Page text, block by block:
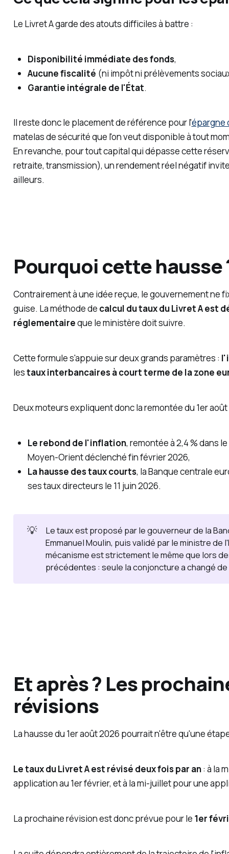
Le Livret A garde des atouts difficiles à battre :
Disponibilité immédiate des fonds,
Aucune fiscalité (ni impôt ni prélèvements
Garantie intégrale de l'État.
Il reste donc le placement de référence pour l'épargne
matelas de sécurité que l'on veut disponible à tout
En revanche, pour tout capital qui dépasse cette
retraite, transmission), un rendement réel négatif
ailleurs.
Pourquoi cette hausse
Contrairement à une idée reçue, le gouvernement ne
guise. La méthode de calcul du taux du Livret A est
réglementaireque le ministère doit suivre.
Cette formule s'appuie sur deux grands paramètres :
lestaux interbancaires à court terme de la zone
Deux moteurs expliquent donc la remontée du 1er
Le rebond de l'inflation, remontée à 2,4 % dans
Moyen-Orient déclenché fin février 2026,
La hausse des taux courts, la Banque centrale
ses taux directeurs le 11 juin 2026.
💡
Le taux est proposé par le gouverneur de la
Emmanuel Moulin, puis validé par le ministre de
mécanisme est strictement le même que lors
précédentes : seule la conjoncture a changé
Et après ? Les
révisions
La hausse du 1er août 2026 pourrait n'être qu'une
Le taux du Livret A est révisé deux fois par an: à la
application au 1er février, et à la mi-juillet pour une
La prochaine révision est donc prévue pour le 1er